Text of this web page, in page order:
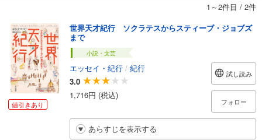
1～2件目 / 2件
値引きあり
世界天才紀行 ソクラテスからスティーブ・ジョブズ
まで
小説・文芸
エッセイ・紀行 / 紀行
3.0
1,716円 (税込)
試し読み
フォロー
あらすじを表示する